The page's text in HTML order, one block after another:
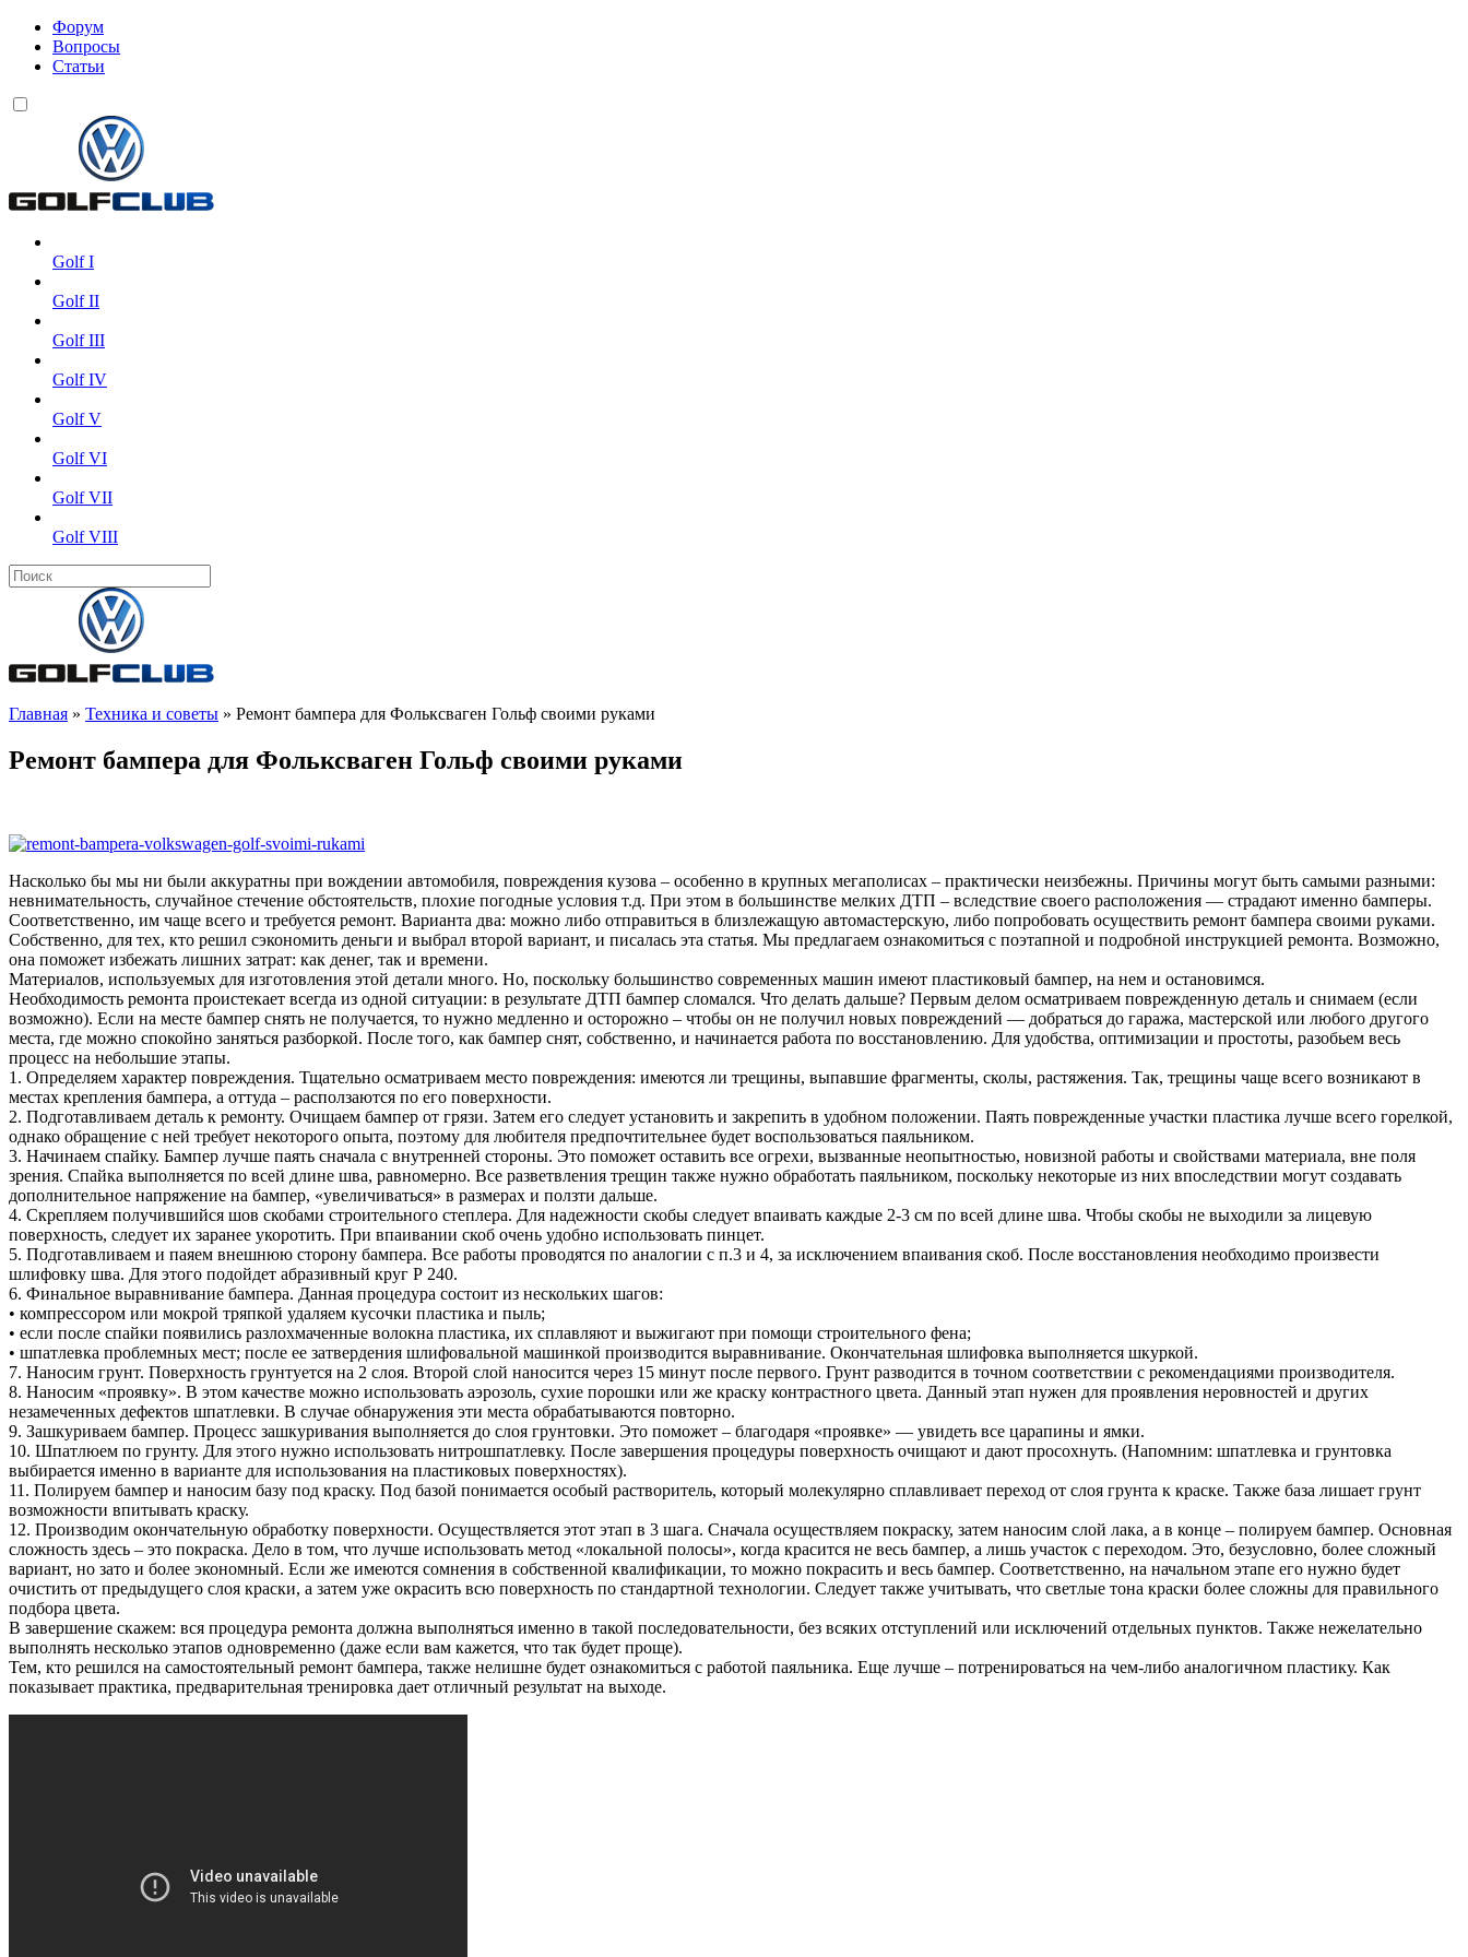
Форум
Вопросы
Статьи
Golf I
Golf II
Golf III
Golf IV
Golf V
Golf VI
Golf VII
Golf VIII
Главная » Техника и советы » Ремонт бампера для Фольксваген Гольф своими руками
Ремонт бампера для Фольксваген Гольф своими руками
Насколько бы мы ни были аккуратны при вождении автомобиля, повреждения кузова – особенно в крупных мегаполисах – практически неизбежны. Причины могут быть самыми разными:
невнимательность, случайное стечение обстоятельств, плохие погодные условия т.д. При этом в большинстве мелких ДТП – вследствие своего расположения — страдают именно бамперы.
Соответственно, им чаще всего и требуется ремонт. Варианта два: можно либо отправиться в близлежащую автомастерскую, либо попробовать осуществить ремонт бампера своими руками.
Собственно, для тех, кто решил сэкономить деньги и выбрал второй вариант, и писалась эта статья. Мы предлагаем ознакомиться с поэтапной и подробной инструкцией ремонта. Возможно,
она поможет избежать лишних затрат: как денег, так и времени.
Материалов, используемых для изготовления этой детали много. Но, поскольку большинство современных машин имеют пластиковый бампер, на нем и остановимся.
Необходимость ремонта проистекает всегда из одной ситуации: в результате ДТП бампер сломался. Что делать дальше? Первым делом осматриваем поврежденную деталь и снимаем (если
возможно). Если на месте бампер снять не получается, то нужно медленно и осторожно – чтобы он не получил новых повреждений — добраться до гаража, мастерской или любого другого
места, где можно спокойно заняться разборкой. После того, как бампер снят, собственно, и начинается работа по восстановлению. Для удобства, оптимизации и простоты, разобьем весь
процесс на небольшие этапы.
1. Определяем характер повреждения. Тщательно осматриваем место повреждения: имеются ли трещины, выпавшие фрагменты, сколы, растяжения. Так, трещины чаще всего возникают в
местах крепления бампера, а оттуда – расползаются по его поверхности.
2. Подготавливаем деталь к ремонту. Очищаем бампер от грязи. Затем его следует установить и закрепить в удобном положении. Паять поврежденные участки пластика лучше всего горелкой,
однако обращение с ней требует некоторого опыта, поэтому для любителя предпочтительнее будет воспользоваться паяльником.
3. Начинаем спайку. Бампер лучше паять сначала с внутренней стороны. Это поможет оставить все огрехи, вызванные неопытностью, новизной работы и свойствами материала, вне поля
зрения. Спайка выполняется по всей длине шва, равномерно. Все разветвления трещин также нужно обработать паяльником, поскольку некоторые из них впоследствии могут создавать
дополнительное напряжение на бампер, «увеличиваться» в размерах и ползти дальше.
4. Скрепляем получившийся шов скобами строительного степлера. Для надежности скобы следует впаивать каждые 2-3 см по всей длине шва. Чтобы скобы не выходили за лицевую
поверхность, следует их заранее укоротить. При впаивании скоб очень удобно использовать пинцет.
5. Подготавливаем и паяем внешнюю сторону бампера. Все работы проводятся по аналогии с п.3 и 4, за исключением впаивания скоб. После восстановления необходимо произвести
шлифовку шва. Для этого подойдет абразивный круг Р 240.
6. Финальное выравнивание бампера. Данная процедура состоит из нескольких шагов:
• компрессором или мокрой тряпкой удаляем кусочки пластика и пыль;
• если после спайки появились разлохмаченные волокна пластика, их сплавляют и выжигают при помощи строительного фена;
• шпатлевка проблемных мест; после ее затвердения шлифовальной машинкой производится выравнивание. Окончательная шлифовка выполняется шкуркой.
7. Наносим грунт. Поверхность грунтуется на 2 слоя. Второй слой наносится через 15 минут после первого. Грунт разводится в точном соответствии с рекомендациями производителя.
8. Наносим «проявку». В этом качестве можно использовать аэрозоль, сухие порошки или же краску контрастного цвета. Данный этап нужен для проявления неровностей и других
незамеченных дефектов шпатлевки. В случае обнаружения эти места обрабатываются повторно.
9. Зашкуриваем бампер. Процесс зашкуривания выполняется до слоя грунтовки. Это поможет – благодаря «проявке» — увидеть все царапины и ямки.
10. Шпатлюем по грунту. Для этого нужно использовать нитрошпатлевку. После завершения процедуры поверхность очищают и дают просохнуть. (Напомним: шпатлевка и грунтовка
выбирается именно в варианте для использования на пластиковых поверхностях).
11. Полируем бампер и наносим базу под краску. Под базой понимается особый растворитель, который молекулярно сплавливает переход от слоя грунта к краске. Также база лишает грунт
возможности впитывать краску.
12. Производим окончательную обработку поверхности. Осуществляется этот этап в 3 шага. Сначала осуществляем покраску, затем наносим слой лака, а в конце – полируем бампер. Основная
сложность здесь – это покраска. Дело в том, что лучше использовать метод «локальной полосы», когда красится не весь бампер, а лишь участок с переходом. Это, безусловно, более сложный
вариант, но зато и более экономный. Если же имеются сомнения в собственной квалификации, то можно покрасить и весь бампер. Соответственно, на начальном этапе его нужно будет
очистить от предыдущего слоя краски, а затем уже окрасить всю поверхность по стандартной технологии. Следует также учитывать, что светлые тона краски более сложны для правильного
подбора цвета.
В завершение скажем: вся процедура ремонта должна выполняться именно в такой последовательности, без всяких отступлений или исключений отдельных пунктов. Также нежелательно
выполнять несколько этапов одновременно (даже если вам кажется, что так будет проще).
Тем, кто решился на самостоятельный ремонт бампера, также нелишне будет ознакомиться с работой паяльника. Еще лучше – потренироваться на чем-либо аналогичном пластику. Как
показывает практика, предварительная тренировка дает отличный результат на выходе.